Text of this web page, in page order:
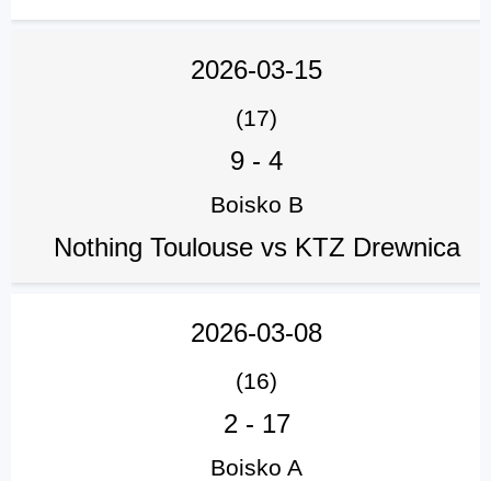
2026-03-15
(17)
9 - 4
Boisko B
Nothing Toulouse vs KTZ Drewnica
2026-03-08
(16)
2- 17
Boisko A